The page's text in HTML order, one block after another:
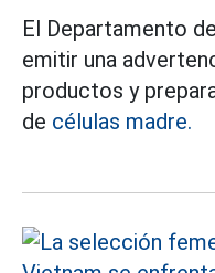
El Departamento
emitir una
productos y
de células madre.